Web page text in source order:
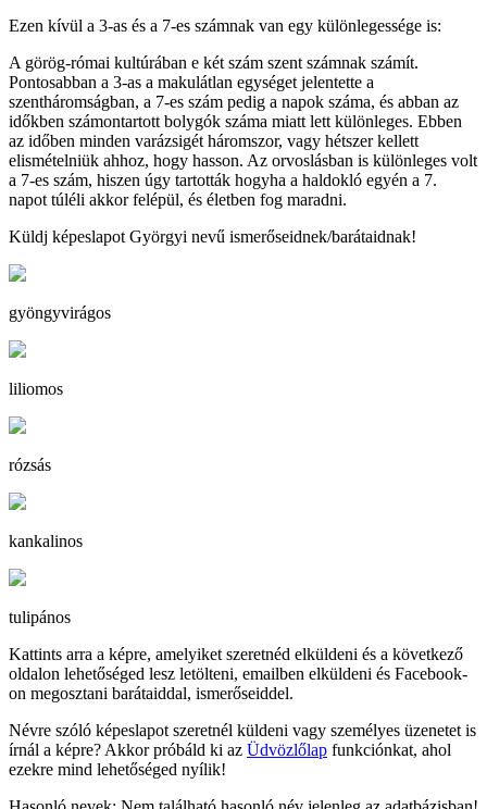
Ezen kívül a 3-as és a 7-es számnak van egy különlegessége is:
A görög-római kultúrában e két szám szent számnak számít.
Pontosabban a 3-as a makulátlan egységet jelentette a
szentháromságban, a 7-es szám pedig a napok száma, és abban az
időkben számontartott bolygók száma miatt lett különleges. Ebben
az időben minden varázsigét háromszor, vagy hétszer kellett
elismételniük ahhoz, hogy hasson. Az orvoslásban is különleges volt
a 7-es szám, hiszen úgy tartották hogyha a haldokló egyén a 7.
napot túléli akkor felépül, és életben fog maradni.
Küldj képeslapot Györgyi nevű ismerőseidnek/barátaidnak!
gyöngyvirágos
liliomos
rózsás
kankalinos
tulipános
Kattints arra a képre, amelyiket szeretnéd elküldeni és a következő
oldalon lehetőséged lesz letölteni, emailben elküldeni és Facebook-
on megosztani barátaiddal, ismerőseiddel.
Névre szóló képeslapot szeretnél küldeni vagy személyes üzenetet is
írnál a képre? Akkor próbáld ki az Üdvözlőlap funkciónkat, ahol
ezekre mind lehetőséged nyílik!